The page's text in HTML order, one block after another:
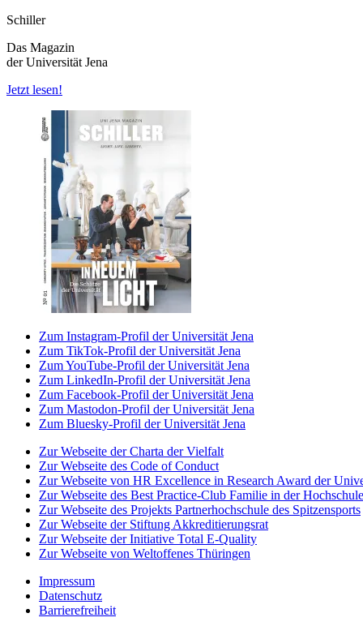
Schiller
Das Magazin
der Universität Jena
Jetzt lesen!
Zum Instagram-Profil der Universität Jena
Zum TikTok-Profil der Universität Jena
Zum YouTube-Profil der Universität Jena
Zum LinkedIn-Profil der Universität Jena
Zum Facebook-Profil der Universität Jena
Zum Mastodon-Profil der Universität Jena
Zum Bluesky-Profil der Universität Jena
Zur Webseite der Charta der Vielfalt
Zur Webseite des Code of Conduct
Zur Webseite von HR Excellence in Research Award der
Zur Webseite des Best Practice-Club Familie in der Hochschule
Zur Webseite des Projekts Partnerhochschule des Spitzensports
Zur Webseite der Stiftung Akkreditierungsrat
Zur Webseite der Initiative Total E-Quality
Zur Webseite von Weltoffenes Thüringen
Impressum
Datenschutz
Barrierefreiheit